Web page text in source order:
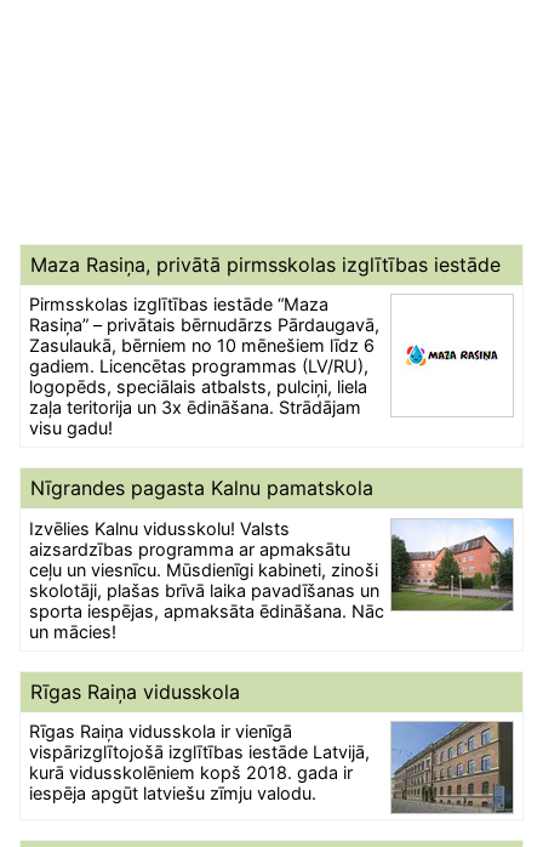
Maza Rasiņa, privātā pirmsskolas izglītības iestāde
Pirmsskolas izglītības iestāde “Maza
Rasiņa” – privātais bērnudārzs Pārdaugavā,
Zasulaukā, bērniem no 10 mēnešiem līdz 6
gadiem. Licencētas programmas (LV/RU),
logopēds, speciālais atbalsts, pulciņi, liela
zaļa teritorija un 3x ēdināšana. Strādājam
visu gadu!
Nīgrandes pagasta Kalnu pamatskola
Izvēlies Kalnu vidusskolu! Valsts
aizsardzības programma ar apmaksātu
ceļu un viesnīcu. Mūsdienīgi kabineti, zinoši
skolotāji, plašas brīvā laika pavadīšanas un
sporta iespējas, apmaksāta ēdināšana. Nāc
un mācies!
Rīgas Raiņa vidusskola
Rīgas Raiņa vidusskola ir vienīgā
vispārizglītojošā izglītības iestāde Latvijā,
kurā vidusskolēniem kopš 2018. gada ir
iespēja apgūt latviešu zīmju valodu.